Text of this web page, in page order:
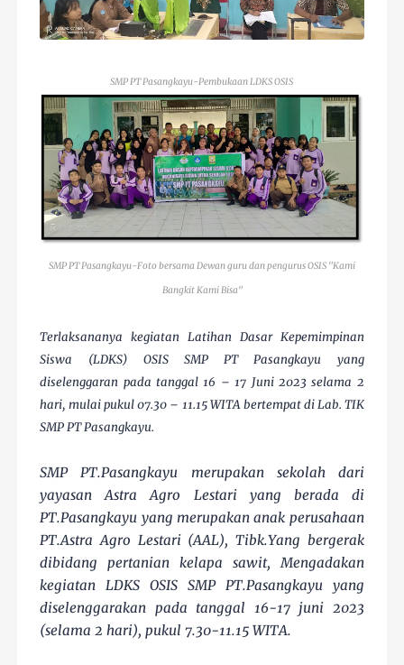
SMP PT Pasangkayu-Pembukaan LDKS OSIS
SMP PT Pasangkayu-Foto bersama Dewan guru dan pengurus OSIS "Kami
Bangkit Kami Bisa"
Terlaksananya kegiatan Latihan Dasar Kepemimpinan
Siswa (LDKS) OSIS SMP PT Pasangkayu yang
diselenggaran pada tanggal 16 – 17 Juni 2023 selama 2
hari, mulai pukul 07.30 – 11.15 WITA bertempat di Lab. TIK
SMP PT Pasangkayu.
SMP PT.Pasangkayu merupakan sekolah dari
yayasan Astra Agro Lestari yang berada di
PT.Pasangkayu yang merupakan anak perusahaan
PT.Astra Agro Lestari (AAL), Tibk.Yang bergerak
dibidang pertanian kelapa sawit, Mengadakan
kegiatan LDKS OSIS SMP PT.Pasangkayu yang
diselenggarakan pada tanggal 16-17 juni 2023
(selama 2 hari), pukul 7.30-11.15 WITA.